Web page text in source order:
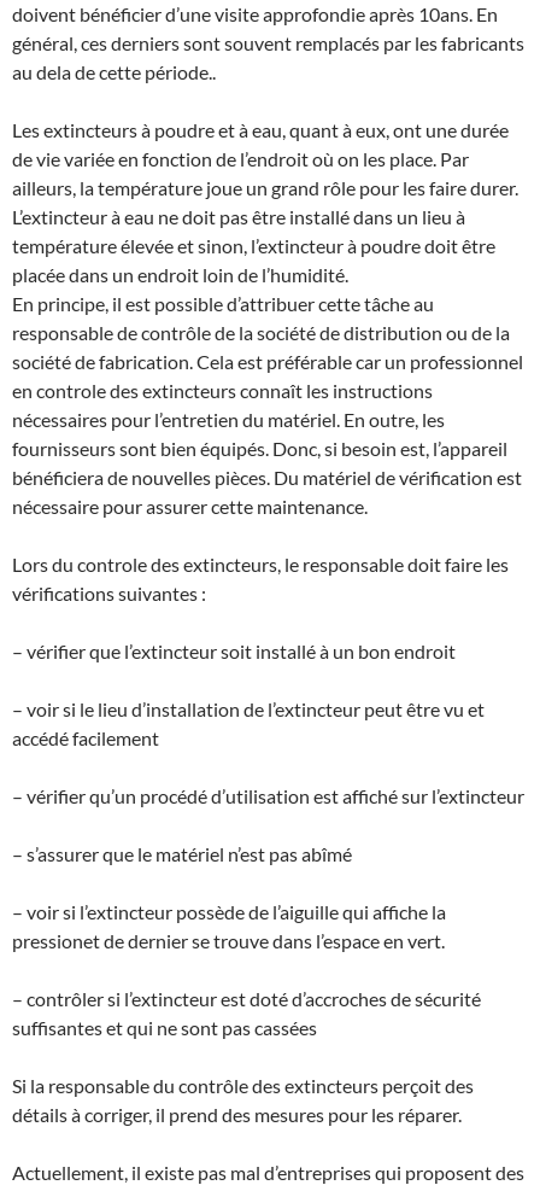
doivent bénéficier d’une visite approfondie après 10ans. En
général, ces derniers sont souvent remplacés par les fabricants
au dela de cette période..
Les extincteurs à poudre et à eau, quant à eux, ont une durée
de vie variée en fonction de l’endroit où on les place. Par
ailleurs, la température joue un grand rôle pour les faire durer.
L’extincteur à eau ne doit pas être installé dans un lieu à
température élevée et sinon, l’extincteur à poudre doit être
placée dans un endroit loin de l’humidité.
En principe, il est possible d’attribuer cette tâche au
responsable de contrôle de la société de distribution ou de la
société de fabrication. Cela est préférable car un professionnel
en controle des extincteurs connaît les instructions
nécessaires pour l’entretien du matériel. En outre, les
fournisseurs sont bien équipés. Donc, si besoin est, l’appareil
bénéficiera de nouvelles pièces. Du matériel de vérification est
nécessaire pour assurer cette maintenance.
Lors du controle des extincteurs, le responsable doit faire les
vérifications suivantes :
– vérifier que l’extincteur soit installé à un bon endroit
– voir si le lieu d’installation de l’extincteur peut être vu et
accédé facilement
– vérifier qu’un procédé d’utilisation est affiché sur l’extincteur
– s’assurer que le matériel n’est pas abîmé
– voir si l’extincteur possède de l’aiguille qui affiche la
pressionet de dernier se trouve dans l’espace en vert.
– contrôler si l’extincteur est doté d’accroches de sécurité
suffisantes et qui ne sont pas cassées
Si la responsable du contrôle des extincteurs perçoit des
détails à corriger, il prend des mesures pour les réparer.
Actuellement, il existe pas mal d’entreprises qui proposent des